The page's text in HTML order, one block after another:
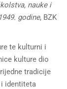
nauke i
godine, BZK
te kulturni i
kulture dio
tradicije
identiteta